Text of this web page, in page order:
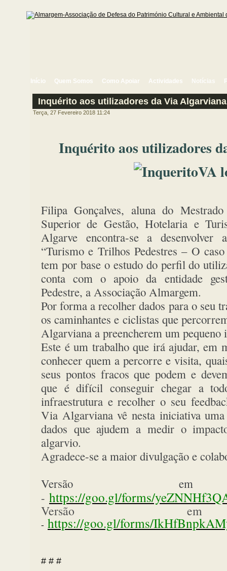
Início Quem Somos Como Apoiar Actividades Notícias
Inquérito aos utilizadores da Via Algarviana
Terça, 27 Fevereiro 2018 11:24
Inquérito aos utilizadores
Filipa Gonçalves, aluna do
Superior de Gestão, Hotelaria e
Algarve encontra-se a desenvolver
“Turismo e Trilhos Pedestres – O
tem por base o estudo do perfil do
conta com o apoio da entidade
Pedestre, a Associação Almargem.
Por forma a recolher dados para o seu
os caminhantes e ciclistas que
Algarviana a preencherem um
Este é um trabalho que irá ajudar, em
conhecer quem a percorre e visita,
seus pontos fracos que podem e
que é difícil conseguir chegar a
infraestrutura e recolher o seu
Via Algarviana vê nesta iniciativa
dados que ajudem a medir o
algarvio.
Agradece-se a maior divulgação e
Versão em
- https://goo.gl/forms/
Versão
- https://goo.gl/forms/
# # #